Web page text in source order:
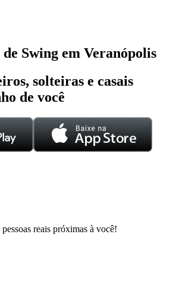
Swing em Veranópolis
solteiras e casais
de você
reais próximas à você!